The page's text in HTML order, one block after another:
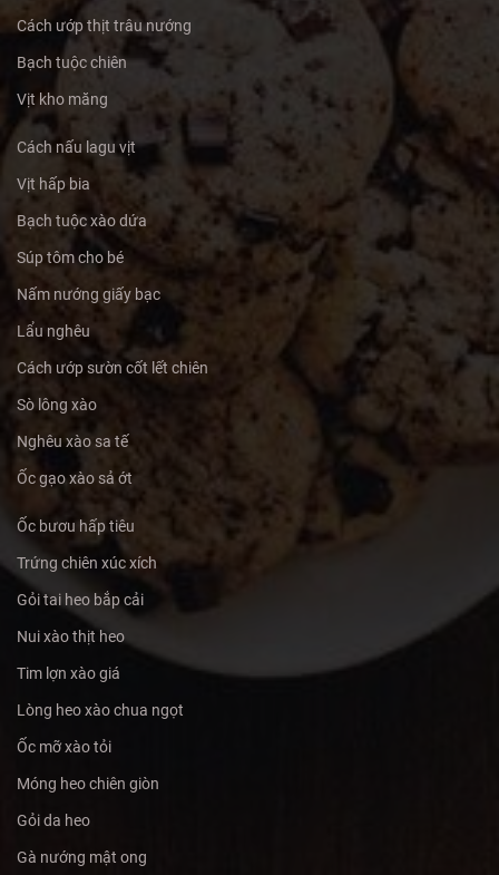
Cách ướp thịt trâu nướng
Bạch tuộc chiên
Vịt kho măng
Cách nấu lagu vịt
Vịt hấp bia
Bạch tuộc xào dứa
Súp tôm cho bé
Nấm nướng giấy bạc
Lẩu nghêu
Cách ướp sườn cốt lết chiên
Sò lông xào
Nghêu xào sa tế
Ốc gạo xào sả ớt
Ốc bươu hấp tiêu
Trứng chiên xúc xích
Gỏi tai heo bắp cải
Nui xào thịt heo
Tim lợn xào giá
Lòng heo xào chua ngọt
Ốc mỡ xào tỏi
Móng heo chiên giòn
Gỏi da heo
Gà nướng mật ong